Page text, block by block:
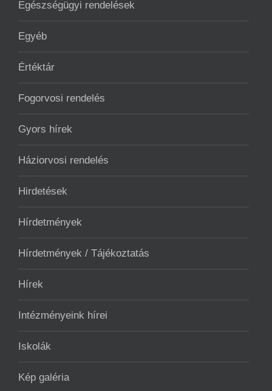
Egészségügyi rendelések
Egyéb
Értéktár
Fogorvosi rendelés
Gyors hírek
Háziorvosi rendelés
Hirdetések
Hírdetmények
Hírdetmények / Tájékoztatás
Hírek
Intézményeink hírei
Iskolák
Kép galéria